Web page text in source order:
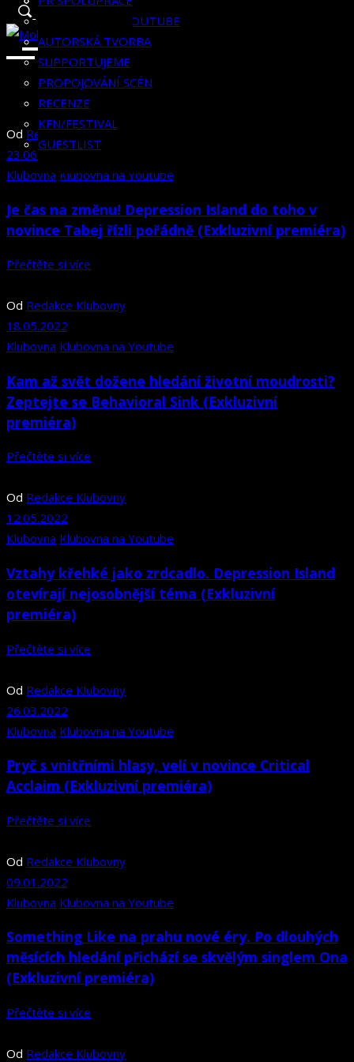
GUESTLIST
KLUBOVNA NA YOUTUBE
AUTORSKÁ TVORBA
SUPPORTUJEME
PROPOJOVÁNÍ SCÉN
RECENZE
KFN/FESTIVAL
GUESTLIST
Od Redakce Klubovny
23.06.2022
Klubovna Klubovna na Youtube
Je čas na změnu! Depression Island do toho v
novince Tabej řízli pořádně (Exkluzivní premiéra)
Přečtěte si více
Od Redakce Klubovny
18.05.2022
Klubovna Klubovna na Youtube
Kam až svět dožene hledání životní moudrosti?
Zeptejte se Behavioral Sink (Exkluzivní
premiéra)
Přečtěte si více
Od Redakce Klubovny
12.05.2022
Klubovna Klubovna na Youtube
Vztahy křehké jako zrdcadlo. Depression Island
otevírají nejosobnější téma (Exkluzivní
premiéra)
Přečtěte si více
Od Redakce Klubovny
26.03.2022
Klubovna Klubovna na Youtube
Pryč s vnitřními hlasy, velí v novince Critical
Acclaim (Exkluzivní premiéra)
Přečtěte si více
Od Redakce Klubovny
09.01.2022
Klubovna Klubovna na Youtube
Something Like na prahu nové éry. Po dlouhých
měsících hledání přichází se skvělým singlem Ona
(Exkluzivní premiéra)
Přečtěte si více
Od Redakce Klubovny